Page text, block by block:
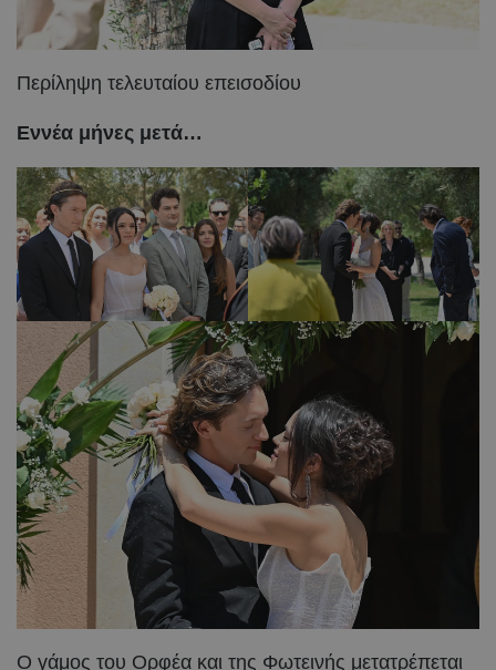
Περίληψη τελευταίου επεισοδίου
Εννέα μήνες μετά…
Ο γάμος του Ορφέα και της Φωτεινής μετατρέπεται